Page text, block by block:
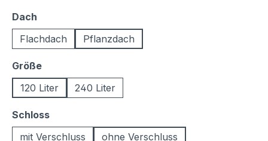
Dach
Flachdach
Pflanzdach
Größeauswählen
120 Liter
240 Liter
Schlossauswählen
mit Verschluss
ohne Verschluss